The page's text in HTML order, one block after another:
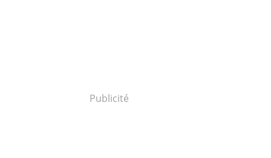
Publicité